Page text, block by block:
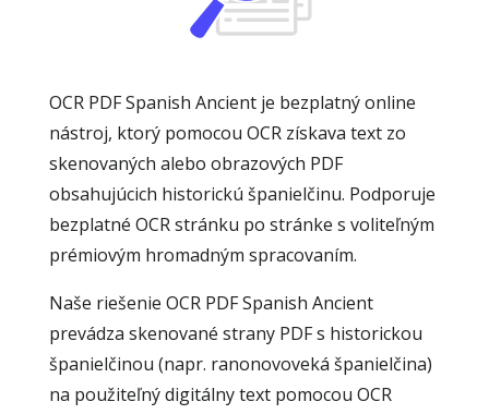
OCR PDF Spanish Ancient je bezplatný online
nástroj, ktorý pomocou OCR získava text zo
skenovaných alebo obrazových PDF
obsahujúcich historickú španielčinu. Podporuje
bezplatné OCR stránku po stránke s voliteľným
prémiovým hromadným spracovaním.
Naše riešenie OCR PDF Spanish Ancient
prevádza skenované strany PDF s historickou
španielčinou (napr. ranonovoveká španielčina)
na použiteľný digitálny text pomocou OCR